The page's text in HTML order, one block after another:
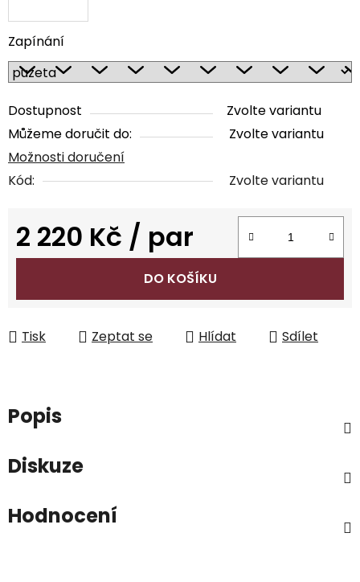
Zapínání
Dostupnost
Zvolte variantu
Můžeme doručit do:
Zvolte variantu
Možnosti doručení
Kód:
Zvolte variantu
2 220 Kč / par
Měrná cena:
DO KOŠÍKU
Tisk Zeptat se Hlídat Sdílet
Popis
Diskuze
Hodnocení